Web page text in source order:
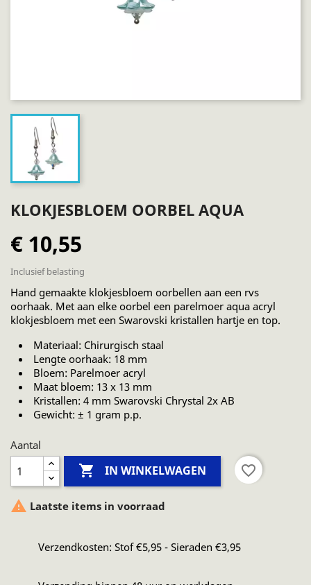
KLOKJESBLOEM OORBEL AQUA
€ 10,55
Inclusief belasting
Hand gemaakte klokjesbloem oorbellen aan een rvs
oorhaak. Met aan elke oorbel een parelmoer aqua acryl
klokjesbloem met een Swarovski kristallen hartje en top.
Materiaal: Chirurgisch staal
Lengte oorhaak: 18 mm
Bloem: Parelmoer acryl
Maat bloem: 13 x 13 mm
Kristallen: 4 mm Swarovski Chrystal 2x AB
Gewicht: ± 1 gram p.p.
Aantal
 IN WINKELWAGEN favorite_border
 Laatste items in voorraad
Verzendkosten: Stof €5,95 - Sieraden €3,95